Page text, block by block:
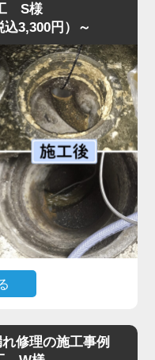
ところ、スポンジがS
れて油脂汚れと一体化
とさらに奥へ押し込ん
分解作業が必要です。
だスポンジを取り除い
処置も実施。作業は45
のお声をいただいて
らず、早めに水道の
S様
3,300円）～
調査すると、排水桝の
修理の施工事例